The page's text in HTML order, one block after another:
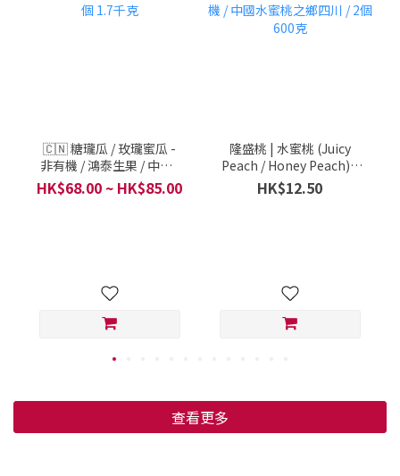
🇨🇳 糖瓏瓜 / 玫瓏蜜瓜 -
非有機 / 鴻泰生果 / 中國 /
每 1 個 1.7千克
HK$68.00 ~ HK$85.00
隆盛桃 | 水蜜桃 (Juicy
Peach / Honey Peach) -
非有機 / 中國水蜜桃之鄉四
川 / 2個600克
HK$12.50
查看更多